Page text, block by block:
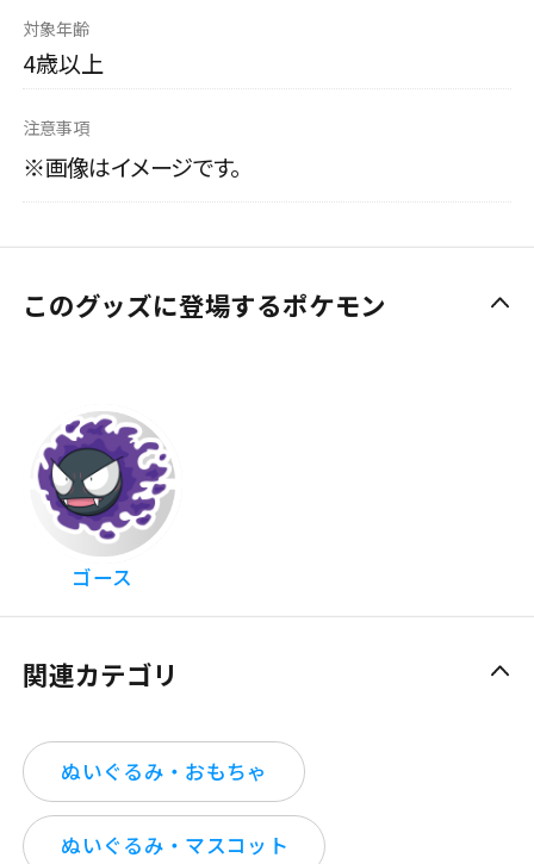
対象年齢
4歳以上
注意事項
※画像はイメージです。
このグッズに登場するポケモン
ゴース
関連カテゴリ
ぬいぐるみ・おもちゃ
ぬいぐるみ・マスコット